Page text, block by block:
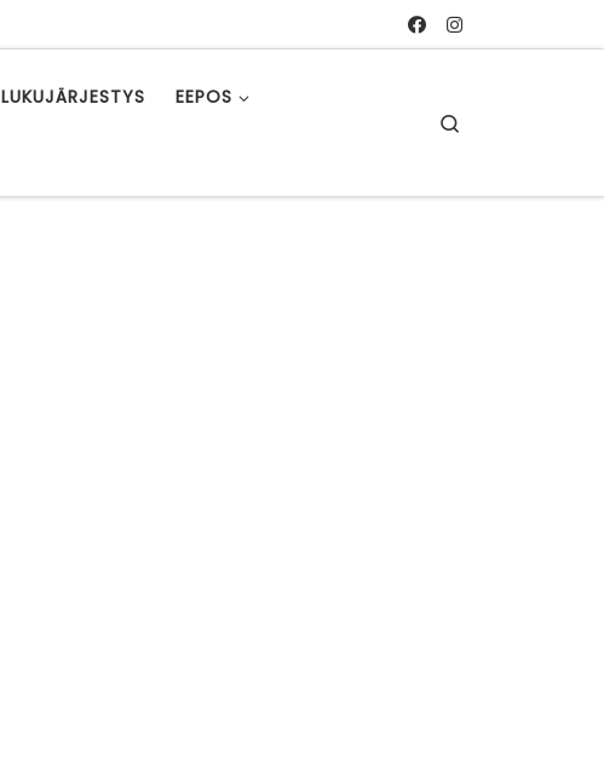
LUKUJÄRJESTYS EEPOS